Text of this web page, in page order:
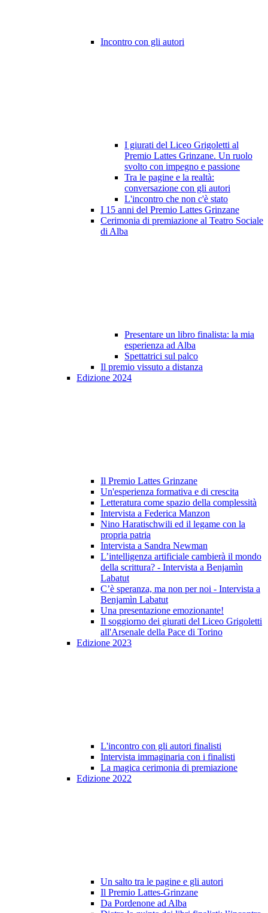
Incontro con gli autori
I giurati del Liceo Grigoletti al
Premio Lattes Grinzane. Un ruolo
svolto con impegno e passione
Tra le pagine e la realtà:
conversazione con gli autori
L'incontro che non c'è stato
I 15 anni del Premio Lattes Grinzane
Cerimonia di premiazione al Teatro Sociale
di Alba
Presentare un libro finalista: la mia
esperienza ad Alba
Spettatrici sul palco
Il premio vissuto a distanza
Edizione 2024
Il Premio Lattes Grinzane
Un'esperienza formativa e di crescita
Letteratura come spazio della complessità
Intervista a Federica Manzon
Nino Haratischwili ed il legame con la
propria patria
Intervista a Sandra Newman
L’intelligenza artificiale cambierà il mondo
della scrittura? - Intervista a Benjamìn
Labatut
C’è speranza, ma non per noi - Intervista a
Benjamìn Labatut
Una presentazione emozionante!
Il soggiorno dei giurati del Liceo Grigoletti
all'Arsenale della Pace di Torino
Edizione 2023
L'incontro con gli autori finalisti
Intervista immaginaria con i finalisti
La magica cerimonia di premiazione
Edizione 2022
Un salto tra le pagine e gli autori
Il Premio Lattes-Grinzane
Da Pordenone ad Alba